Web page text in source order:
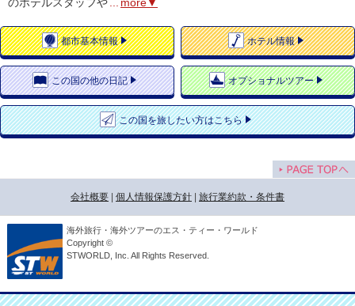
都市基本情報 ホテル情報
この国の他の日記 オプショナルツアー
この国を旅したい方はこちら
会社概要 個人情報保護方針 旅行業約款・条件書
海外旅行・海外ツアーのエス・ティー・ワールド
Copyright ©
STWORLD, Inc. All Rights Reserved.